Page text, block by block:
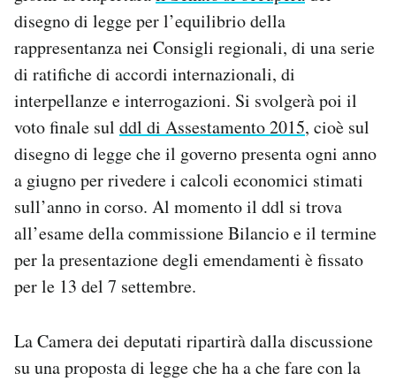
disegno di legge per l’equilibrio della
rappresentanza nei Consigli regionali, di una serie
di ratifiche di accordi internazionali, di
interpellanze e interrogazioni. Si svolgerà poi il
voto finale sul ddl di Assestamento 2015, cioè sul
disegno di legge che il governo presenta ogni anno
a giugno per rivedere i calcoli economici stimati
sull’anno in corso. Al momento il ddl si trova
all’esame della commissione Bilancio e il termine
per la presentazione degli emendamenti è fissato
per le 13 del 7 settembre.
La Camera dei deputati ripartirà dalla discussione
su una proposta di legge che ha a che fare con la